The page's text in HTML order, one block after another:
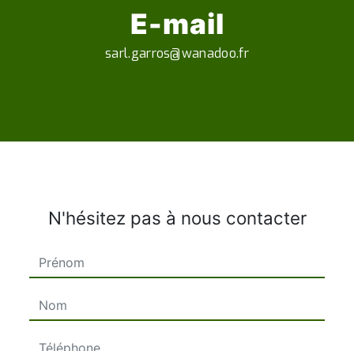
E-mail
sarl.garros@wanadoo.fr
N'hésitez pas à nous contacter